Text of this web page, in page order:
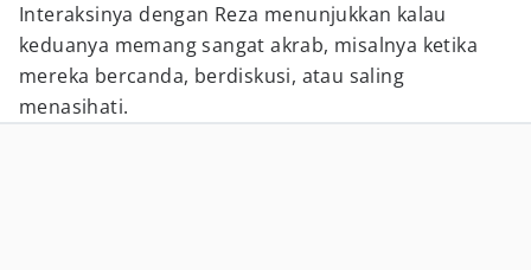
Interaksinya dengan Reza menunjukkan kalau
keduanya memang sangat akrab, misalnya ketika
mereka bercanda, berdiskusi, atau saling
menasihati.